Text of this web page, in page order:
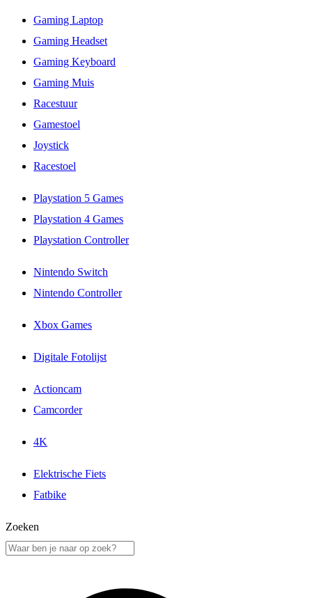
Gaming Laptop
Gaming Headset
Gaming Keyboard
Gaming Muis
Racestuur
Gamestoel
Joystick
Racestoel
Playstation 5 Games
Playstation 4 Games
Playstation Controller
Nintendo Switch
Nintendo Controller
Xbox Games
Digitale Fotolijst
Actioncam
Camcorder
4K
Elektrische Fiets
Fatbike
Zoeken